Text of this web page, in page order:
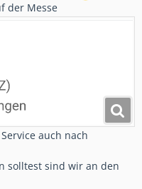
der Messe
auch nach
solltest sind wir an den